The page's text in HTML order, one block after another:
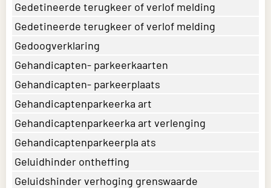
Gedetineerde terugkeer of verlof melding
Gedetineerde terugkeer of verlof melding
Gedoogverklaring
Gehandicapten- parkeerkaarten
Gehandicapten- parkeerplaats
Gehandicaptenparkeerka art
Gehandicaptenparkeerka art verlenging
Gehandicaptenparkeerpla ats
Geluidhinder ontheffing
Geluidshinder verhoging grenswaarde